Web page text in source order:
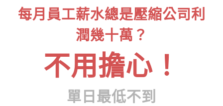
每月員工薪水總是壓縮公司利
潤幾十萬？
不用擔心！
單日最低不到